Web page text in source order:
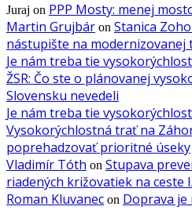
Juraj on PPP Mosty: menej
Martin Grujbár on Stanica
nástupište na modernizovanej
Je nám treba tie
ŽSR: Čo ste o plánovanej
Slovensku nevedeli
Je nám treba tie
Vysokorýchlostná trať na
poprehadzovať prioritné úseky
Vladimír Tóth on Stupava
riadených križovatiek na ceste
Roman Kluvanec on Doprava je